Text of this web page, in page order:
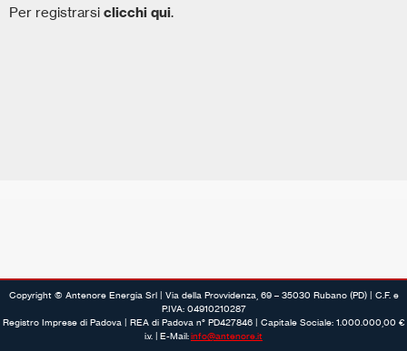
Per registrarsi clicchi qui.
Copyright © Antenore Energia Srl | Via della Provvidenza, 69 – 35030 Rubano (PD) | C.F. e
P.IVA: 04910210287
Registro Imprese di Padova | REA di Padova n° PD427846 | Capitale Sociale: 1.000.000,00 €
i.v. | E-Mail:info@antenore.it